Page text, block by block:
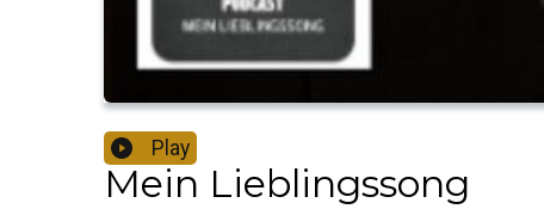
Play
Mein Lieblingssong